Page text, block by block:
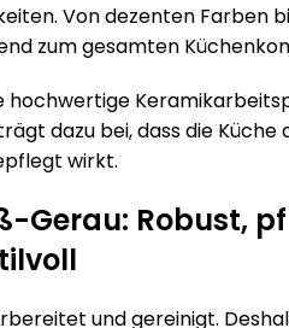
Von dezenten Farben
zum gesamten
hochwertige
dazu bei, dass die
wirkt.
Gerau: Robust,
und gereinigt.